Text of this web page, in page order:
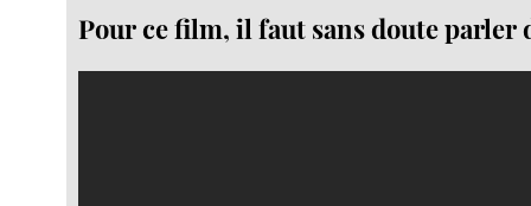
Pour ce film, il faut sans doute parler